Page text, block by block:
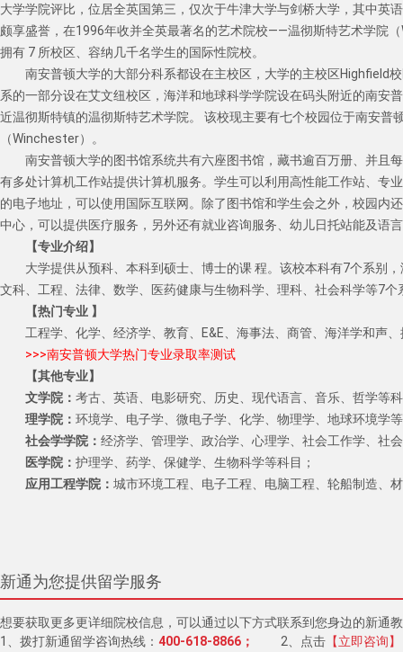
大学学院评比，位居全英国第三，仅次于牛津大学与剑桥大学，其中英
颇享盛誉，在1996年收并全英最著名的艺术院校——温彻斯特艺术学院
拥有 7 所校区、容纳几千名学生的国际性院校。
南安普顿大学的大部分科系都设在主校区，大学的主校区Highfield
系的一部分设在艾文纽校区，海洋和地球科学学院设在码头附近的南安
近温彻斯特镇的温彻斯特艺术学院。 该校现主要有七个校园位于南安
（Winchester）。
南安普顿大学的图书馆系统共有六座图书馆，藏书逾百万册、并且
有多处计算机工作站提供计算机服务。学生可以利用高性能工作站、专
的电子地址，可以使用国际互联网。除了图书馆和学生会之外，校园内
中心，可以提供医疗服务，另外还有就业咨询服务、幼儿日托站能
【专业介绍】
大学提供从预科、本科到硕士、博士的课 程。该校本科有7个系别
文科、工程、法律、数学、医药健康与生物科学、理科、社会科学
【热门专业 】
工程学、化学、经济学、教育、E&E、海事法、商管、海洋学和声
>>>南安普顿大学热门专业录取率测试
【其他专业】
文学院： 考古、英语、电影研究、历史、现代语言、音乐、哲学
理学院： 环境学、电子学、微电子学、化学、物理学、地球环境
社会学学院： 经济学、管理学、政治学、心理学、社会工作学、
医学院： 护理学、药学、保健学、生物科学等科目；
应用工程学院： 城市环境工程、电子工程、电脑工程、轮船制造、
新通为您提供留学服务
想要获取更多更详细院校信息，可以通过以下方式联系到您身边的新通
1、拨打新通留学咨询热线： 400-618-8866； 2、点击 【立即咨询】